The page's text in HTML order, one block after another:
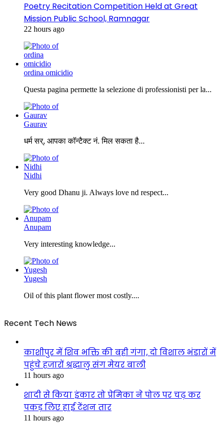
Poetry Recitation Competition Held at Great
Mission Public School, Ramnagar
22 hours ago
ordina omicidio
Questa pagina permette la selezione di professionisti per la...
Gaurav
धर्म सर्, आपका कॉन्टैक्ट नं. मिल सकता है...
Nidhi
Very good Dhanu ji. Always love nd respect...
Anupam
Very interesting knowledge...
Yugesh
Oil of this plant flower most costly....
Recent Tech News
काशीपुर में शिव भक्ति की बही गंगा, दो विशाल भंडारों में
पहुंचे हजारों श्रद्धालु संग मेयर बाली
11 hours ago
शादी से किया इंकार तो प्रेमिका ने पोल पर चढ़ कर
पकड़ लिए हाई टेंशन तार
11 hours ago